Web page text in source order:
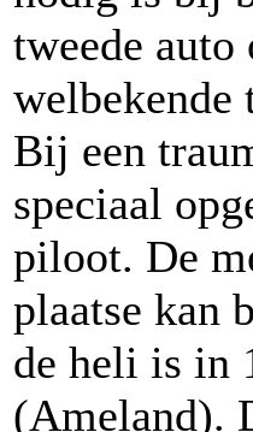
tweede
welbekende
Bij een
speciaal
piloot. De
plaatse kan
de heli is in
(Ameland).